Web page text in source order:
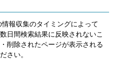
報収集のタイミングによって
日間検索結果に反映されないこ
削除されたページが表示される
さい。